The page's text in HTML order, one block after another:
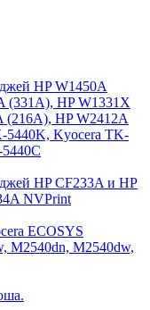
HP W1450A
(331A), HP W1331X
(216A), HP W2412A
5440K, Kyocera TK-
HP CF233A и HP
NVPrint
ECOSYS
M2540dn, M2540dw,